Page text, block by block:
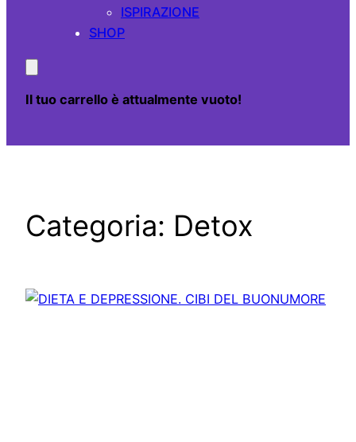
ISPIRAZIONE
SHOP
Il tuo carrello è attualmente vuoto!
Categoria: Detox